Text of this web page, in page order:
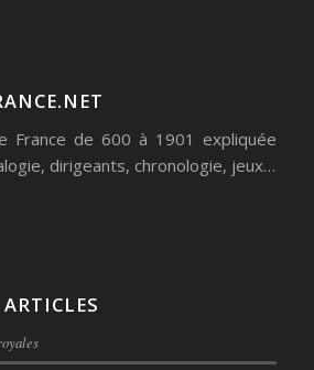
France de 600 à 1901 expliquée
dirigeants, chronologie, jeux…